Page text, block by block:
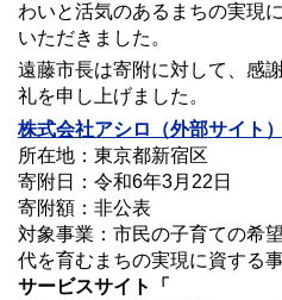
わいと活気のあるまちの実現
いただきました。
遠藤市長は寄附に対して、感
礼を申し上げました。
株式会社アシロ（外部サイト）
所在地：東京都新宿区
寄附日：令和6年3月22日
寄附額：非公表
対象事業：市民の子育ての希
代を育むまちの実現に資する
サービスサイト「